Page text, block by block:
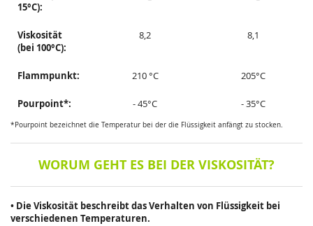
15°C):
Viskosität
(bei 100°C):
8,2 8,1
Flammpunkt: 210 °C 205°C
Pourpoint*: - 45°C - 35°C
*Pourpoint bezeichnet die Temperatur bei der die Flüssigkeit anfängt zu stocken.
WORUM GEHT ES BEI DER VISKOSITÄT?
• Die Viskosität beschreibt das Verhalten von Flüssigkeit bei
verschiedenen Temperaturen.